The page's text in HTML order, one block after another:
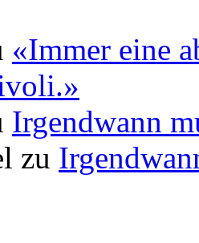
«Immer eine
Irgendwann
zu